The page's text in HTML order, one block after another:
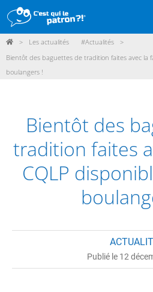
ME CONNECTER /
> Les actualités #Actualités
>
Bientôt des baguettes de tradition faites avec la
boulangers !
Bientôt des
tradition faites
CQLP
Publié le 12